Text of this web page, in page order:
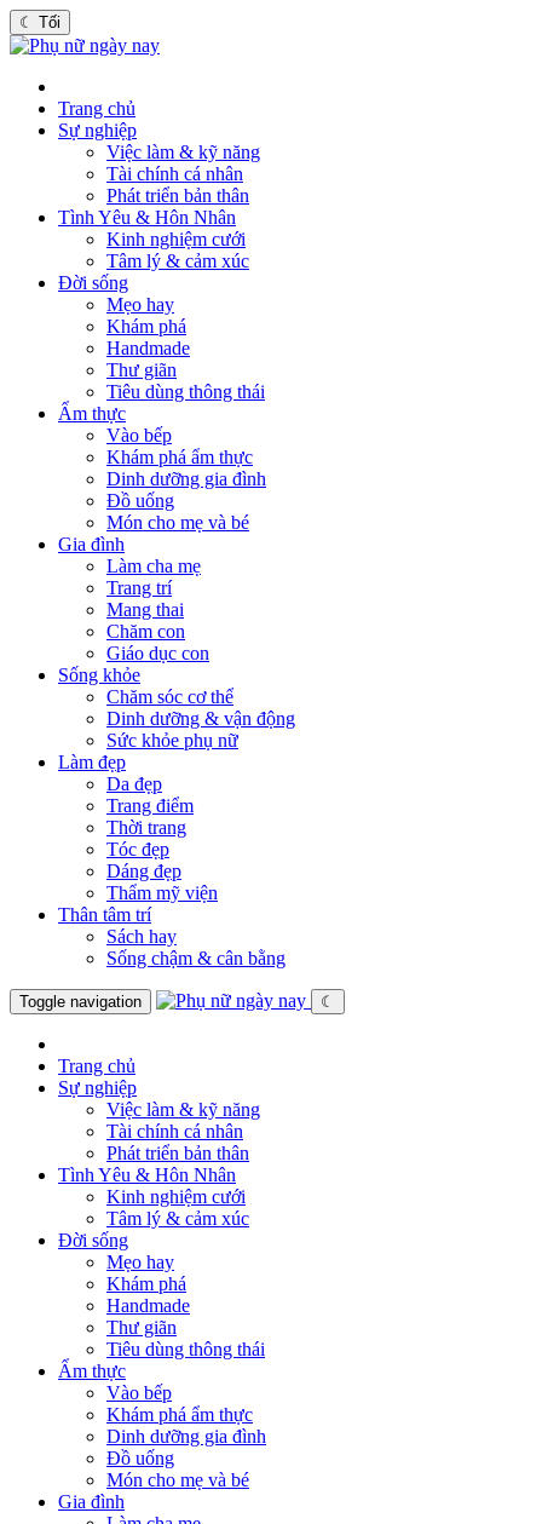
☾ Tối
Trang chủ
Sự nghiệp
Việc làm & kỹ năng
Tài chính cá nhân
Phát triển bản thân
Tình Yêu & Hôn Nhân
Kinh nghiệm cưới
Tâm lý & cảm xúc
Đời sống
Mẹo hay
Khám phá
Handmade
Thư giãn
Tiêu dùng thông thái
Ẩm thực
Vào bếp
Khám phá ẩm thực
Dinh dưỡng gia đình
Đồ uống
Món cho mẹ và bé
Gia đình
Làm cha mẹ
Trang trí
Mang thai
Chăm con
Giáo dục con
Sống khỏe
Chăm sóc cơ thể
Dinh dưỡng & vận động
Sức khỏe phụ nữ
Làm đẹp
Da đẹp
Trang điểm
Thời trang
Tóc đẹp
Dáng đẹp
Thẩm mỹ viện
Thân tâm trí
Sách hay
Sống chậm & cân bằng
Toggle navigation ☾
Trang chủ
Sự nghiệp
Việc làm & kỹ năng
Tài chính cá nhân
Phát triển bản thân
Tình Yêu & Hôn Nhân
Kinh nghiệm cưới
Tâm lý & cảm xúc
Đời sống
Mẹo hay
Khám phá
Handmade
Thư giãn
Tiêu dùng thông thái
Ẩm thực
Vào bếp
Khám phá ẩm thực
Dinh dưỡng gia đình
Đồ uống
Món cho mẹ và bé
Gia đình